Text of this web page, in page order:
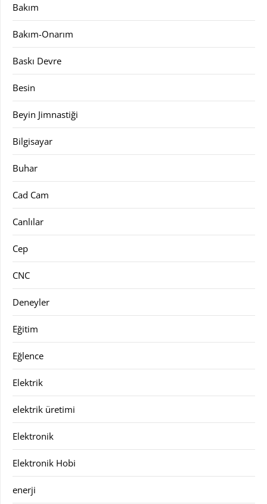
Bakım
Bakım-Onarım
Baskı Devre
Besin
Beyin Jimnastiği
Bilgisayar
Buhar
Cad Cam
Canlılar
Cep
CNC
Deneyler
Eğitim
Eğlence
Elektrik
elektrik üretimi
Elektronik
Elektronik Hobi
enerji